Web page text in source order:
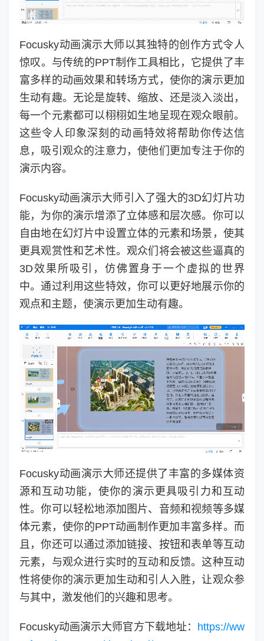
Focusky动画演示大师以其独特的创作方式令人
惊叹。与传统的PPT制作工具相比，它提供了丰
富多样的动画效果和转场方式，使你的演示更加
生动有趣。无论是旋转、缩放、还是淡入淡出，
每一个元素都可以栩栩如生地呈现在观众眼前。
这些令人印象深刻的动画特效将帮助你传达信
息，吸引观众的注意力，使他们更加专注于你的
演示内容。
Focusky动画演示大师引入了强大的3D幻灯片功
能，为你的演示增添了立体感和层次感。你可以
自由地在幻灯片中设置立体的元素和场景，使其
更具观赏性和艺术性。观众们将会被这些逼真的
3D效果所吸引，仿佛置身于一个虚拟的世界
中。通过利用这些特效，你可以更好地展示你的
观点和主题，使演示更加生动有趣。
Focusky动画演示大师还提供了丰富的多媒体资
源和互动功能，使你的演示更具吸引力和互动
性。你可以轻松地添加图片、音频和视频等多媒
体元素，使你的PPT动画制作更加丰富多样。而
且，你还可以通过添加链接、按钮和表单等互动
元素，与观众进行实时的互动和反馈。这种互动
性将使你的演示更加生动和引人入胜，让观众参
与其中，激发他们的兴趣和思考。
Focusky动画演示大师官方下载地址： https://ww